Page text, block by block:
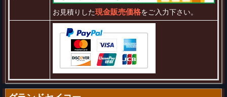
お見積りした現金販売価格をご入力下さい。